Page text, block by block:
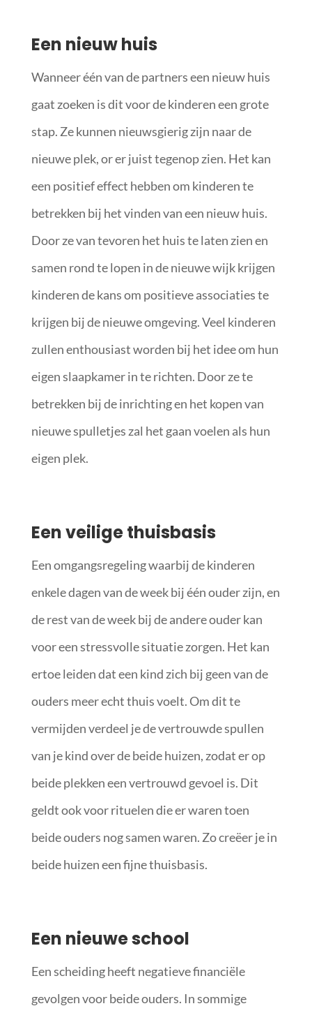
Een nieuw huis
Wanneer één van de partners een nieuw huis
gaat zoeken is dit voor de kinderen een grote
stap. Ze kunnen nieuwsgierig zijn naar de
nieuwe plek, or er juist tegenop zien. Het kan
een positief effect hebben om kinderen te
betrekken bij het vinden van een nieuw huis.
Door ze van tevoren het huis te laten zien en
samen rond te lopen in de nieuwe wijk krijgen
kinderen de kans om positieve associaties te
krijgen bij de nieuwe omgeving. Veel kinderen
zullen enthousiast worden bij het idee om hun
eigen slaapkamer in te richten. Door ze te
betrekken bij de inrichting en het kopen van
nieuwe spulletjes zal het gaan voelen als hun
eigen plek.
Een veilige thuisbasis
Een omgangsregeling waarbij de kinderen
enkele dagen van de week bij één ouder zijn, en
de rest van de week bij de andere ouder kan
voor een stressvolle situatie zorgen. Het kan
ertoe leiden dat een kind zich bij geen van de
ouders meer echt thuis voelt. Om dit te
vermijden verdeel je de vertrouwde spullen
van je kind over de beide huizen, zodat er op
beide plekken een vertrouwd gevoel is. Dit
geldt ook voor rituelen die er waren toen
beide ouders nog samen waren. Zo creëer je in
beide huizen een fijne thuisbasis.
Een nieuwe school
Een scheiding heeft negatieve financiële
gevolgen voor beide ouders. In sommige